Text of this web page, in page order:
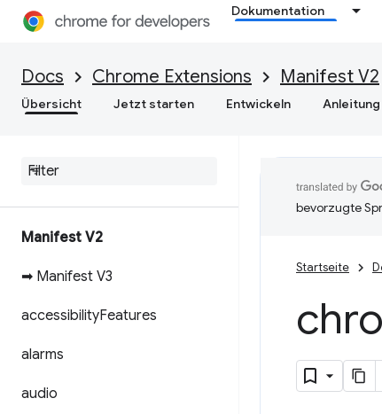
Dokumentation
Docs Chrome Extensions Manifest V2
Übersicht Jetzt starten Entwickeln Anleitung
Manifest V2
➡ Manifest V3
accessibilityFeatures
alarms
audio
bevorzugte
Startseite